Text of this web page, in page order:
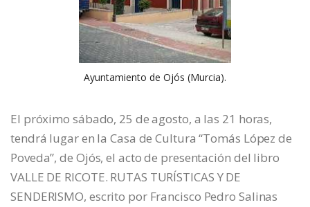
Ayuntamiento de Ojós (Murcia).
El próximo sábado, 25 de agosto, a las 21 horas,
tendrá lugar en la Casa de Cultura “Tomás López de
Poveda”, de Ojós, el acto de presentación del libro
VALLE DE RICOTE. RUTAS TURÍSTICAS Y DE
SENDERISMO, escrito por Francisco Pedro Salinas